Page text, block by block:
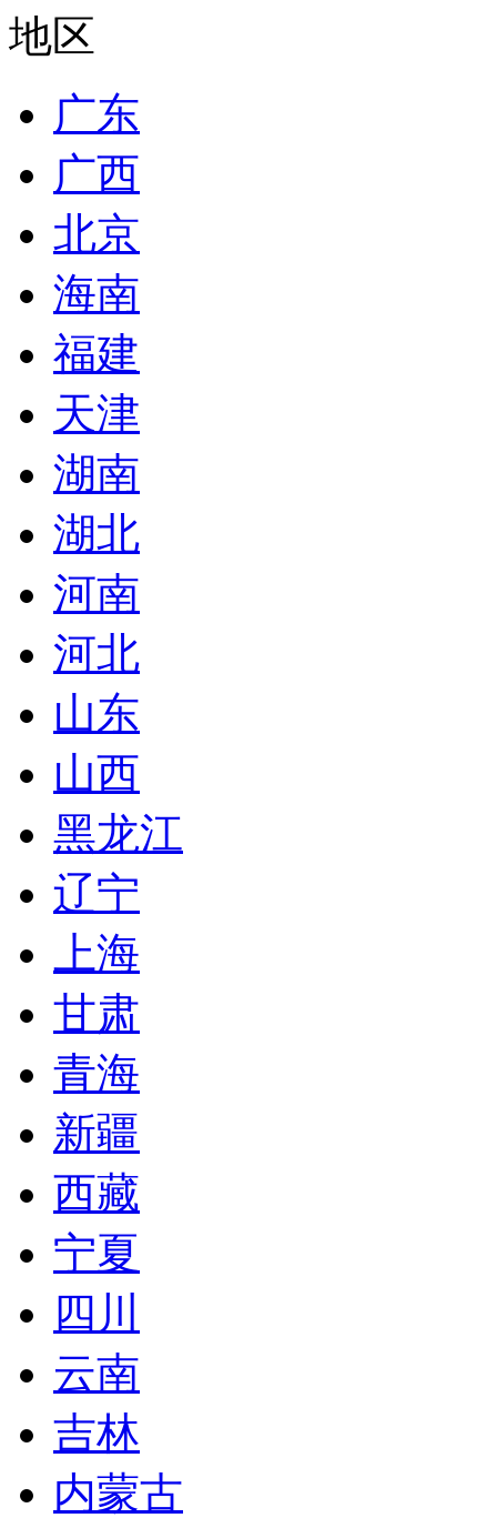
地区
广东
广西
北京
海南
福建
天津
湖南
湖北
河南
河北
山东
山西
黑龙江
辽宁
上海
甘肃
青海
新疆
西藏
宁夏
四川
云南
吉林
内蒙古